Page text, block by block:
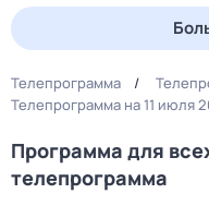
Телепрограмма
Телепрограмма на 11 июля
Программа для
телепрограмма